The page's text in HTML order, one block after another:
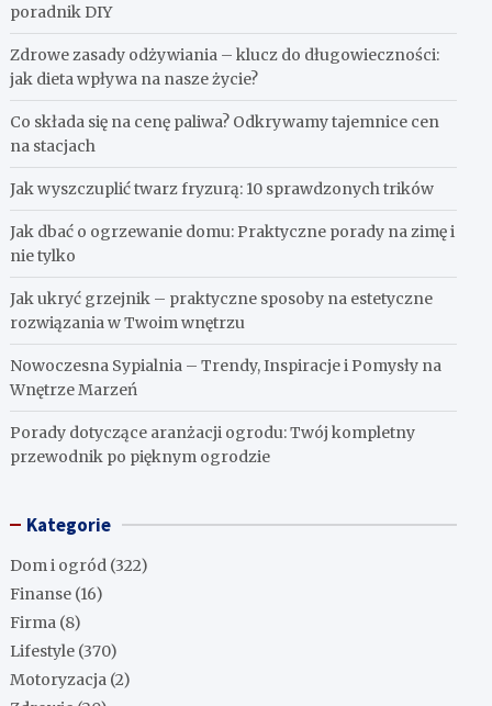
poradnik DIY
Zdrowe zasady odżywiania – klucz do długowieczności:
jak dieta wpływa na nasze życie?
Co składa się na cenę paliwa? Odkrywamy tajemnice cen
na stacjach
Jak wyszczuplić twarz fryzurą: 10 sprawdzonych trików
Jak dbać o ogrzewanie domu: Praktyczne porady na zimę i
nie tylko
Jak ukryć grzejnik – praktyczne sposoby na estetyczne
rozwiązania w Twoim wnętrzu
Nowoczesna Sypialnia – Trendy, Inspiracje i Pomysły na
Wnętrze Marzeń
Porady dotyczące aranżacji ogrodu: Twój kompletny
przewodnik po pięknym ogrodzie
Kategorie
Dom i ogród (322)
Finanse (16)
Firma (8)
Lifestyle (370)
Motoryzacja (2)